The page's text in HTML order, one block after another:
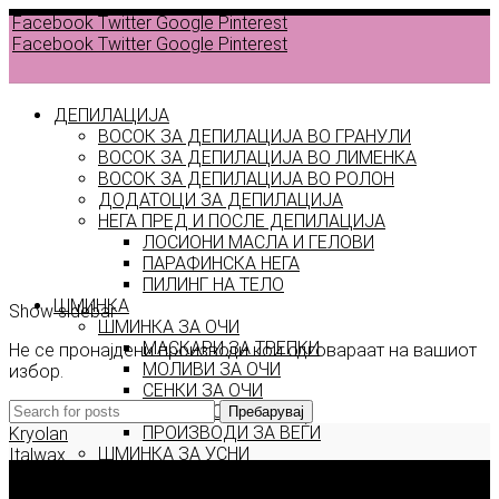
Facebook Twitter Google Pinterest
Facebook Twitter Google Pinterest
ДЕПИЛАЦИЈА
ВОСОК ЗА ДЕПИЛАЦИЈА ВО ГРАНУЛИ
ВОСОК ЗА ДЕПИЛАЦИЈА ВО ЛИМЕНКА
ВОСОК ЗА ДЕПИЛАЦИЈА ВО РОЛОН
ДОДАТОЦИ ЗА ДЕПИЛАЦИЈА
НЕГА ПРЕД И ПОСЛЕ ДЕПИЛАЦИЈА
ЛОСИОНИ МАСЛА И ГЕЛОВИ
ПАРАФИНСКА НЕГА
ПИЛИНГ НА ТЕЛО
ШМИНКА
ШМИНКА ЗА ОЧИ
МАСКАРИ ЗА ТРЕПКИ
МОЛИВИ ЗА ОЧИ
СЕНКИ ЗА ОЧИ
ТУШ ЗА ОЧИ
ПРОИЗВОДИ ЗА ВЕЃИ
ШМИНКА ЗА УСНИ
products
Show sidebar
Не се пронајдени производи кои одговараат на вашиот
избор.
Пребарувај
Kryolan
Italwax